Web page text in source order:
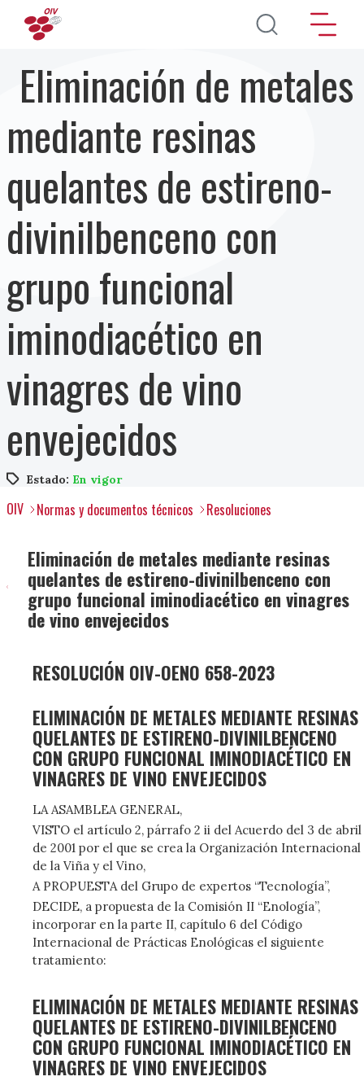
Pasar al contenido principal
Eliminación de metales
mediante resinas
quelantes de estireno-
divinilbenceno con
grupo funcional
iminodiacético en
vinagres de vino
envejecidos
Estado: En vigor
OIV Normas y documentos técnicos Resoluciones
Eliminación de metales mediante resinas
quelantes de estireno-divinilbenceno con
grupo funcional iminodiacético en vinagres
de vino envejecidos
RESOLUCIÓN OIV-OENO 658-2023
ELIMINACIÓN DE METALES MEDIANTE RESINAS
QUELANTES DE ESTIRENO-DIVINILBENCENO
CON GRUPO FUNCIONAL IMINODIACÉTICO EN
VINAGRES DE VINO ENVEJECIDOS
LA ASAMBLEA GENERAL,
VISTO el artículo 2, párrafo 2 ii del Acuerdo del 3 de abril
de 2001 por el que se crea la Organización Internacional
de la Viña y el Vino,
A PROPUESTA del Grupo de expertos “Tecnología”,
DECIDE, a propuesta de la Comisión II “Enología”,
incorporar en la parte II, capítulo 6 del Código
Internacional de Prácticas Enológicas el siguiente
tratamiento:
ELIMINACIÓN DE METALES MEDIANTE RESINAS
QUELANTES DE ESTIRENO-DIVINILBENCENO
CON GRUPO FUNCIONAL IMINODIACÉTICO EN
VINAGRES DE VINO ENVEJECIDOS